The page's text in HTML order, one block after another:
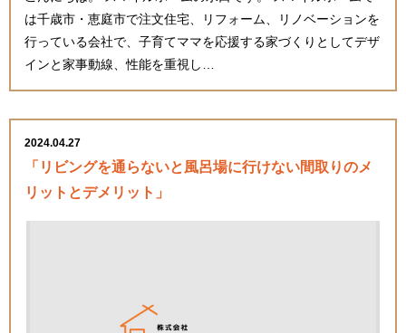
は千歳市・恵庭市で注文住宅、リフォーム、リノベーションを
行っている会社で、子育てママを応援する家づくりとしてデザ
インと家事動線、性能を重視し…
2024.04.27
「リビングを通らないと風呂場に行けない間取りのメ
リットとデメリット」